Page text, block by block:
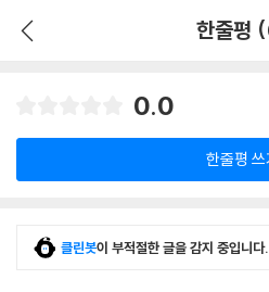
한줄평
0.0
한줄평 쓰
클린봇이 부적절한 글을 감지 중입니다.